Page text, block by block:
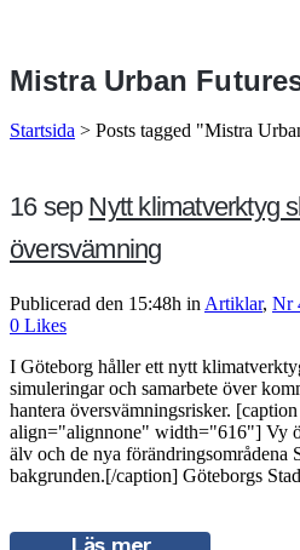
Mistra Urban
Startsida > Posts tagged "Mistra
16 sep Nytt klimatverktyg
översvämning
Publicerad den 15:48h in Artiklar, Nr
0 Likes
I Göteborg håller ett nytt
simuleringar och samarbete över
hantera översvämningsrisker.
align="alignnone" width="616"] Vy
älv och de nya förändringsområdena
bakgrunden.[/caption] Göteborgs
Läs mer